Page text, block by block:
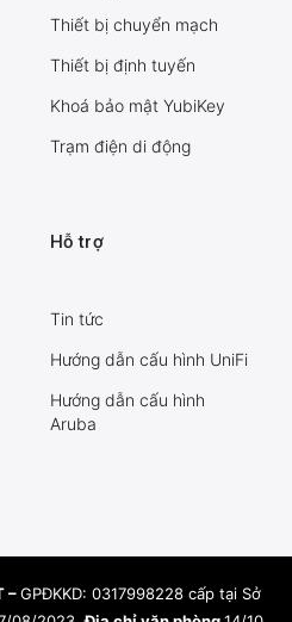
Thiết bị chuyển mạch
Thiết bị định tuyến
Khoá bảo mật YubiKey
Trạm điện di động
Hỗ trợ
Tin tức
Hướng dẫn cấu hình UniFi
Hướng dẫn cấu hình
Aruba
–GPĐKKD: 0317998228 cấp tại Sở